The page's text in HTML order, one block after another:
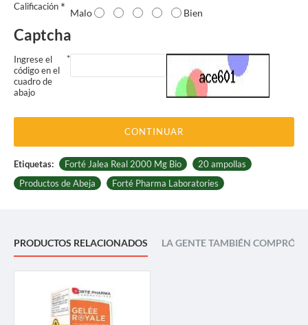
Calificación
Malo Bien
Captcha
Ingrese el
código en el
cuadro de
abajo
CONTINUAR
Etiquetas: Forté Jalea Real 2000 Mg Bio
20 ampollas
Productos de Abeja
Forté Pharma Laboratories
PRODUCTOS RELACIONADOS LA GENTE TAMBIÉN COMPRÓ